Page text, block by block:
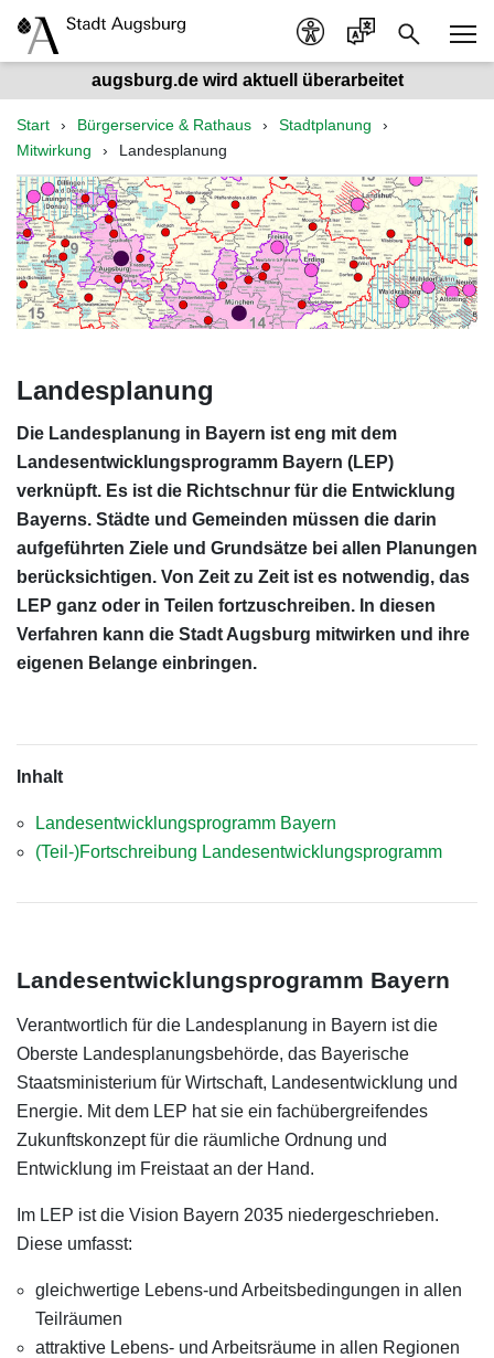
augsburg.de wird aktuell überarbeitet
Start Bürgerservice & Rathaus
Stadtplanung
Mitwirkung
Landesplanung
Landesplanung
Die Landesplanung in Bayern ist eng mit dem
Landesentwicklungsprogramm Bayern (LEP)
verknüpft. Es ist die Richtschnur für die Entwicklung
Bayerns. Städte und Gemeinden müssen die darin
aufgeführten Ziele und Grundsätze bei allen Planungen
berücksichtigen. Von Zeit zu Zeit ist es notwendig, das
LEP ganz oder in Teilen fortzuschreiben. In diesen
Verfahren kann die Stadt Augsburg mitwirken und ihre
eigenen Belange einbringen.
Inhalt
Landesentwicklungsprogramm Bayern
(Teil-)Fortschreibung Landesentwicklungsprogramm
Landesentwicklungsprogramm Bayern
Verantwortlich für die Landesplanung in Bayern ist die
Oberste Landesplanungsbehörde, das Bayerische
Staatsministerium für Wirtschaft, Landesentwicklung und
Energie. Mit dem LEP hat sie ein fachübergreifendes
Zukunftskonzept für die räumliche Ordnung und
Entwicklung im Freistaat an der Hand.
Im LEP ist die Vision Bayern 2035 niedergeschrieben.
Diese umfasst:
gleichwertige Lebens-und Arbeitsbedingungen in allen
Teilräumen
attraktive Lebens- und Arbeitsräume in allen Regionen